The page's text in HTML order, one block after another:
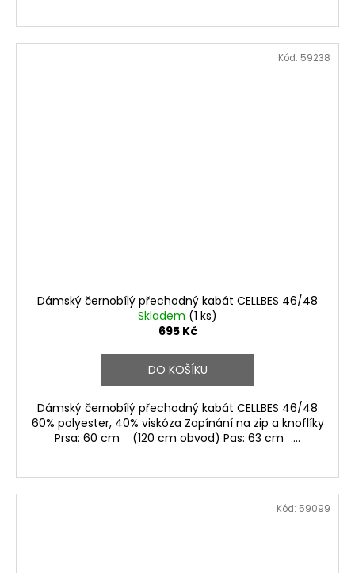
Dámský černobílý přechodný kabát CELLBES 46/48
Skladem (1 ks)
695 Kč
DO KOŠÍKU
Dámský černobílý přechodný kabát CELLBES 46/48
60% polyester, 40% viskóza Zapínání na zip a knoflíky
Prsa: 60 cm (120 cm obvod) Pas: 63 cm ...
Kód: 59238
Kód: 59099